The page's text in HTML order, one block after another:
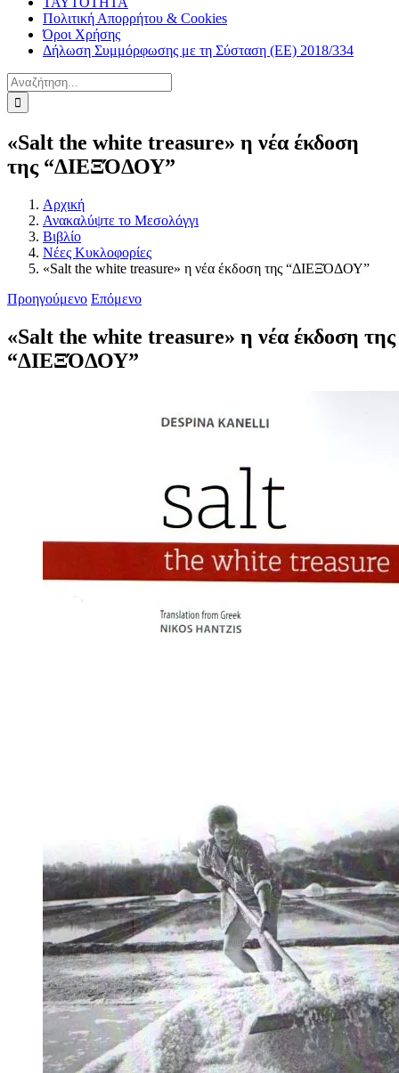
Πολιτική Απορρήτου & Cookies
Όροι Χρήσης
Δήλωση Συμμόρφωσης με τη Σύσταση (ΕΕ) 2018/334
Αναζήτηση
για:
«Salt the white treasure» η νέα έκδοση
της “ΔΙΕΞΌΔΟΥ”
Αρχική
Ανακαλύψτε το Μεσολόγγι
Βιβλίο
Νέες Κυκλοφορίες
«Salt the white treasure» η νέα έκδοση της “ΔΙΕΞΌΔΟΥ”
Προηγούμενο Επόμενο
«Salt the white treasure» η νέα έκδοση της
“ΔΙΕΞΌΔΟΥ”